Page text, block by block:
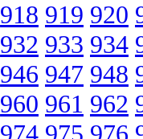
918 919 920
932 933 934
946 947 948
960 961 962